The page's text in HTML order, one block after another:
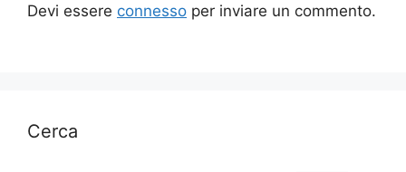
Devi essere connesso per inviare un commento.
Cerca